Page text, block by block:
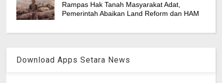
Rampas Hak Tanah Masyarakat Adat,
Pemerintah Abaikan Land Reform dan HAM
Download Apps Setara News